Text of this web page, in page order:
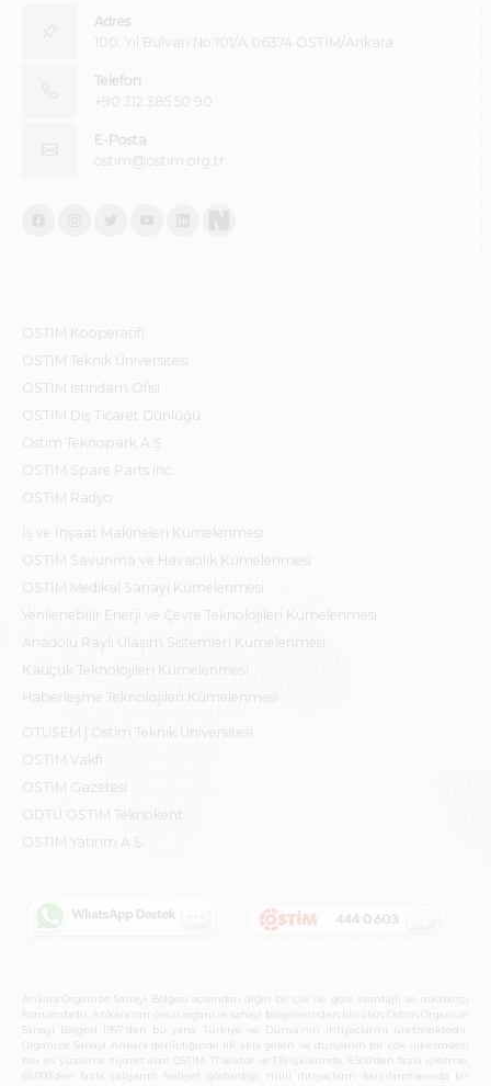
Adres
100. Yıl Bulvarı No:101/A 06374 OSTİM/Ankara
Telefon
+90 312 385 50 90
E-Posta
ostim@ostim.org.tr
OSTİM Kooperatifi
OSTİM Teknik Üniversitesi
OSTİM İstihdam Ofisi
OSTİM Dış Ticaret Günlüğü
Ostim Teknopark A.Ş.
OSTİM Spare Parts Inc.
OSTİM Radyo
İş ve İnşaat Makineleri Kümelenmesi
OSTİM Savunma ve Havacılık Kümelenmesi
OSTİM Medikal Sanayi Kümelenmesi
Yenilenebilir Enerji ve Çevre Teknolojileri Kümelenmesi
Anadolu Raylı Ulaşım Sistemleri Kümelenmesi
Kauçuk Teknolojileri Kümelenmesi
Haberleşme Teknolojileri Kümelenmesi
OTÜSEM | Ostim Teknik Üniversitesi
OSTİM Vakfı
OSTİM Gazetesi
ODTÜ OSTİM Teknokent
OSTİM Yatırım A.Ş.
Ankara Organize Sanayi Bölgesi açısından diğer bir çok ile göre avantajlı ve rekabetçi
konumdadır. Ankara’nın öncü organize sanayi bölgelerinden biri olan Ostim Organize
Sanayi Bölgesi 1967’den bu yana Türkiye ve Dünya’nın ihtiyaçlarını üretmektedir.
Organize Sanayi Ankara denildiğinde ilk akla gelen ve dünyanın bir çok ülkesinden
her yıl yüzlerce ziyaret alan OSTİM, 17 sektör ve 139 işkolunda, 6.500’den fazla işletme,
65.000’den fazla çalışanın faaliyet gösterdiği, milli ihtiyaçların karşılanmasında bir